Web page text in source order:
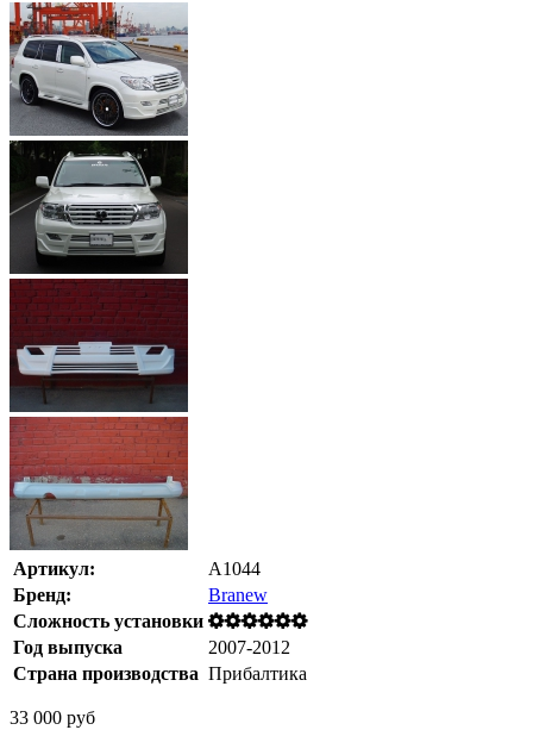
Артикул:
A1044
Бренд:
Branew
Сложность установки
Год выпуска
2007-2012
Страна производства Прибалтика
33 000 руб